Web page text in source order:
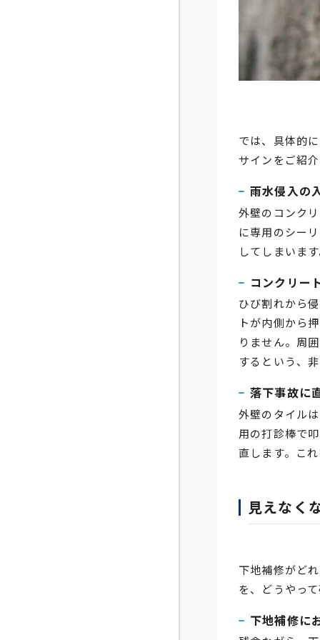
では、具体的
サインをご紹
雨水侵入の
外壁のコンク
に専用のシー
してしまいま
コンクリー
ひび割れから
トが内側から
りません。周
するという、
落下事故に
外壁のタイル
用の打診棒で
直します。こ
見えなく
下地補修がど
を、どうやっ
下地補修に